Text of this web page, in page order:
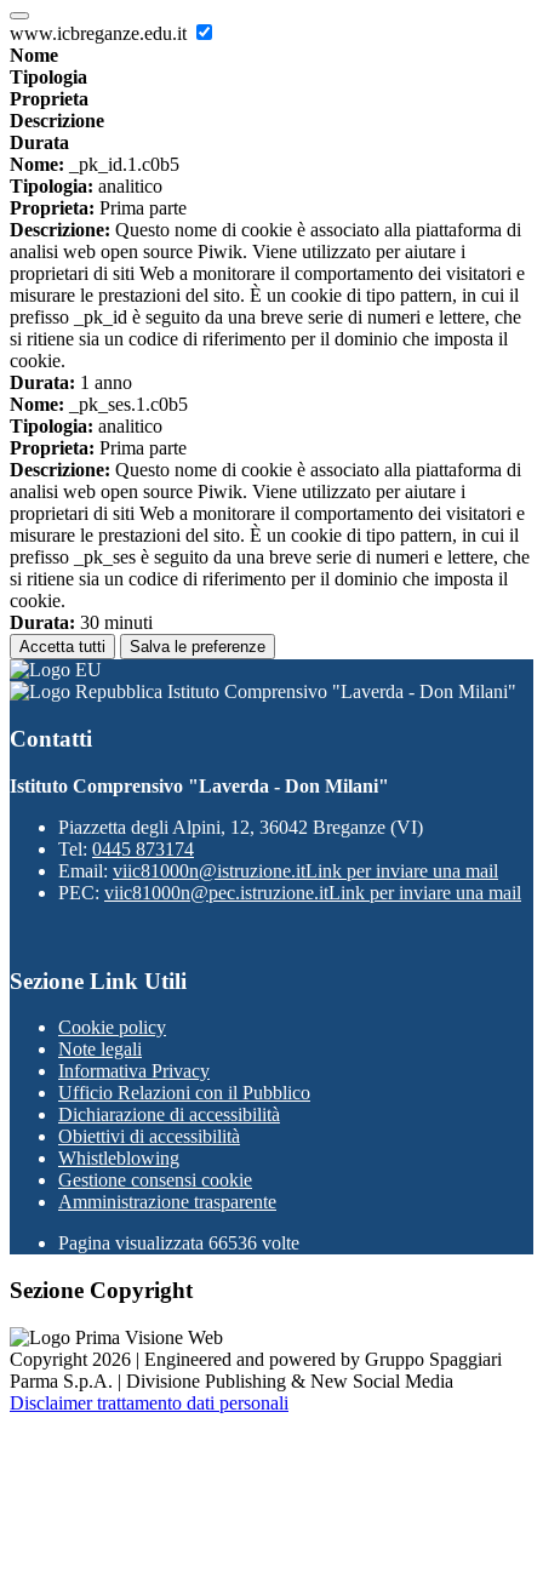
www.icbreganze.edu.it
Nome
Tipologia
Proprieta
Descrizione
Durata
Nome: _pk_id.1.c0b5
Tipologia: analitico
Proprieta: Prima parte
Descrizione: Questo nome di cookie è associato alla piattaforma di
analisi web open source Piwik. Viene utilizzato per aiutare i
proprietari di siti Web a monitorare il comportamento dei visitatori e
misurare le prestazioni del sito. È un cookie di tipo pattern, in cui il
prefisso _pk_id è seguito da una breve serie di numeri e lettere, che
si ritiene sia un codice di riferimento per il dominio che imposta il
cookie.
Durata: 1 anno
Nome: _pk_ses.1.c0b5
Tipologia: analitico
Proprieta: Prima parte
Descrizione: Questo nome di cookie è associato alla piattaforma di
analisi web open source Piwik. Viene utilizzato per aiutare i
proprietari di siti Web a monitorare il comportamento dei visitatori e
misurare le prestazioni del sito. È un cookie di tipo pattern, in cui il
prefisso _pk_ses è seguito da una breve serie di numeri e lettere, che
si ritiene sia un codice di riferimento per il dominio che imposta il
cookie.
Durata: 30 minuti
Accetta tutti Salva le preferenze
Istituto Comprensivo "Laverda - Don Milani"
Contatti
Istituto Comprensivo "Laverda - Don Milani"
Piazzetta degli Alpini, 12, 36042 Breganze (VI)
Tel: 0445 873174
Email: viic81000n@istruzione.itLink per inviare una mail
PEC: viic81000n@pec.istruzione.itLink per inviare una mail
Sezione Link Utili
Cookie policy
Note legali
Informativa Privacy
Ufficio Relazioni con il Pubblico
Dichiarazione di accessibilità
Obiettivi di accessibilità
Whistleblowing
Gestione consensi cookie
Amministrazione trasparente
Pagina visualizzata 66536 volte
Sezione Copyright
Copyright 2026 | Engineered and powered by Gruppo Spaggiari
Parma S.p.A. | Divisione Publishing & New Social Media
Disclaimer trattamento dati personali